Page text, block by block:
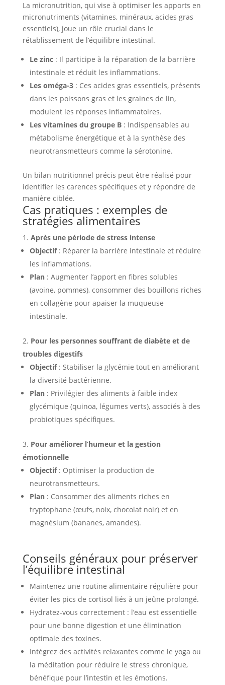
La micronutrition, qui vise à optimiser les apports en
micronutriments (vitamines, minéraux, acides gras
essentiels), joue un rôle crucial dans le
rétablissement de l’équilibre intestinal.
Le zinc: Il participe à la réparation de la barrière
intestinale et réduit les inflammations.
Les oméga-3: Ces acides gras essentiels, présents
dans les poissons gras et les graines de lin,
modulent les réponses inflammatoires.
Les vitamines du groupe B: Indispensables au
métabolisme énergétique et à la synthèse des
neurotransmetteurs comme la sérotonine.
Un bilan nutritionnel précis peut être réalisé pour
identifier les carences spécifiques et y répondre de
manière ciblée.
Cas pratiques : exemples de
stratégies alimentaires
Après une période de stress intense
Objectif: Réparer la barrière intestinale et réduire
les inflammations.
Plan: Augmenter l’apport en fibres solubles
(avoine, pommes), consommer des bouillons riches
en collagène pour apaiser la muqueuse
intestinale.
Pour les personnes souffrant de diabète et de
troubles digestifs
Objectif: Stabiliser la glycémie tout en améliorant
la diversité bactérienne.
Plan: Privilégier des aliments à faible index
glycémique (quinoa, légumes verts), associés à des
probiotiques spécifiques.
Pour améliorer l’humeur et la gestion
émotionnelle
Objectif: Optimiser la production de
neurotransmetteurs.
Plan: Consommer des aliments riches en
tryptophane (œufs, noix, chocolat noir) et en
magnésium (bananes, amandes).
Conseils généraux pour préserver
l’équilibre intestinal
Maintenez une routine alimentaire régulière pour
éviter les pics de cortisol liés à un jeûne prolongé.
Hydratez-vous correctement : l’eau est essentielle
pour une bonne digestion et une élimination
optimale des toxines.
Intégrez des activités relaxantes comme le yoga ou
la méditation pour réduire le stress chronique,
bénéfique pour l’intestin et les émotions.